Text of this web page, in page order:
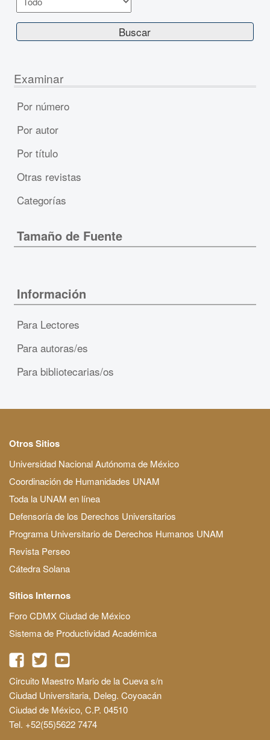
Examinar
Por número
Por autor
Por título
Otras revistas
Categorías
Tamaño de Fuente
Información
Para Lectores
Para autoras/es
Para bibliotecarias/os
Otros Sitios
Universidad Nacional Autónoma de México
Coordinación de Humanidades UNAM
Toda la UNAM en línea
Defensoría de los Derechos Universitarios
Programa Universitario de Derechos Humanos UNAM
Revista Perseo
Cátedra Solana
Sitios Internos
Foro CDMX Ciudad de México
Sistema de Productividad Académica
Circuito Maestro Mario de la Cueva s/n
Ciudad Universitaria, Deleg. Coyoacán
Ciudad de México, C.P. 04510
Tel. +52(55)5622 7474